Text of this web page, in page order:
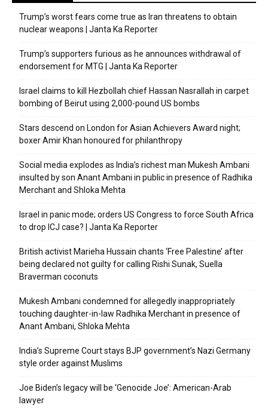
Trump’s worst fears come true as Iran threatens to obtain
nuclear weapons | Janta Ka Reporter
Trump’s supporters furious as he announces withdrawal of
endorsement for MTG | Janta Ka Reporter
Israel claims to kill Hezbollah chief Hassan Nasrallah in carpet
bombing of Beirut using 2,000-pound US bombs
Stars descend on London for Asian Achievers Award night;
boxer Amir Khan honoured for philanthropy
Social media explodes as India’s richest man Mukesh Ambani
insulted by son Anant Ambani in public in presence of Radhika
Merchant and Shloka Mehta
Israel in panic mode; orders US Congress to force South Africa
to drop ICJ case? | Janta Ka Reporter
British activist Marieha Hussain chants ‘Free Palestine’ after
being declared not guilty for calling Rishi Sunak, Suella
Braverman coconuts
Mukesh Ambani condemned for allegedly inappropriately
touching daughter-in-law Radhika Merchant in presence of
Anant Ambani, Shloka Mehta
India’s Supreme Court stays BJP government’s Nazi Germany
style order against Muslims
Joe Biden’s legacy will be ‘Genocide Joe’: American-Arab
lawyer